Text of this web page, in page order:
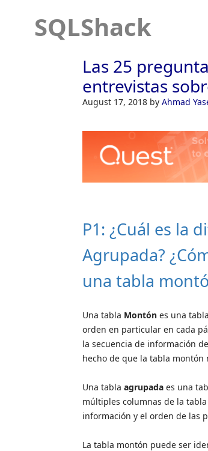
SQLShack
Las 25
entrevistas
August 17, 2018 by Ahmad
P1: ¿Cuál es la
Agrupada?
una tabla
Una tabla Montón es una
orden en particular en cada
la secuencia de información
hecho de que la tabla
Una tabla agrupada es una
múltiples columnas de la
información y el orden de las
La tabla montón puede ser